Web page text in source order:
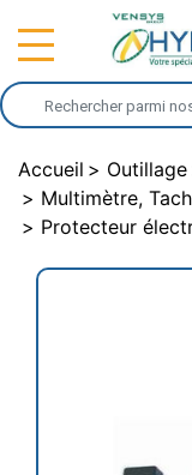
Accueil Outillage
Multimètre,
Protecteur